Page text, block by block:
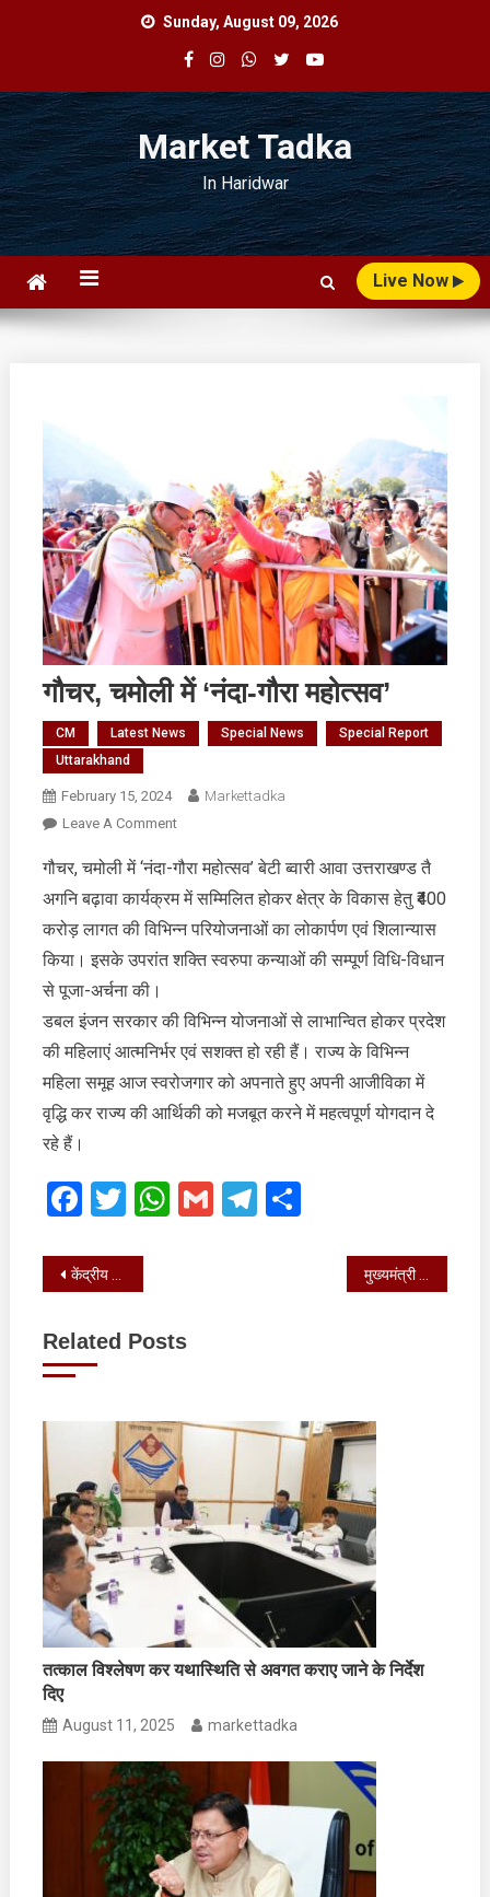
Sunday, August 09, 2026
Market Tadka
In Haridwar
Live Now
गौचर, चमोली में ‘नंदा-गौरा महोत्सव’
CM Latest News Special News
Special Report
Uttarakhand
February 15, 2024
Markettadka
Leave A CommentOn
चमोली
में
‘नंदा-
गौरा
गौचर, चमोली में ‘नंदा-गौरा महोत्सव’ बेटी ब्वारी आवा उत्तराखण्ड तै
अगनि बढ़ावा कार्यक्रम में सम्मिलित होकर क्षेत्र के विकास हेतु ₹400
करोड़ लागत की विभिन्न परियोजनाओं का लोकार्पण एवं शिलान्यास
किया। इसके उपरांत शक्ति स्वरुपा कन्याओं की सम्पूर्ण विधि-विधान
से पूजा-अर्चना की।
डबल इंजन सरकार की विभिन्न योजनाओं से लाभान्वित होकर प्रदेश
की महिलाएं आत्मनिर्भर एवं सशक्त हो रही हैं। राज्य के विभिन्न
महिला समूह आज स्वरोजगार को अपनाते हुए अपनी आजीविका में
वृद्धि कर राज्य की आर्थिकी को मजबूत करने में महत्वपूर्ण योगदान दे
रहे हैं।
Facebook
Twitter
WhatsApp
GmailTelegram
Share
Post
केंद्रीय सड़क एवं परिवहन मंत्री नितिन गडकरी और मुख्यमंत्री पुष्कर सिंह धामी ने हरिद्वार में 4,750 करोड़ रुपये की 30 राष्ट्रीय राजमार्ग परियोजनाओं का किया उद्घाटन और शिलान्यास मुख्यमंत्री के गौचर में आयोजित रोड शो में उमड़ा जनसमूह
Related Posts
तत्काल विश्लेषण कर यथास्थिति से अवगत कराए जाने के निर्देश
दिए
August 11, 2025 markettadka